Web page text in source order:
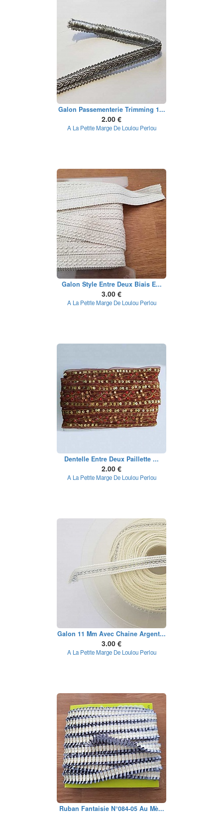
Galon Passementerie Trimming 1...
2.00 €
A La Petite Marge De Loulou Perlou
Galon Style Entre Deux Biais E...
3.00 €
A La Petite Marge De Loulou Perlou
Dentelle Entre Deux Paillette ...
2.00 €
A La Petite Marge De Loulou Perlou
Galon 11 Mm Avec Chaine Argent...
3.00 €
A La Petite Marge De Loulou Perlou
Ruban Fantaisie N°084-05 Au Mè...